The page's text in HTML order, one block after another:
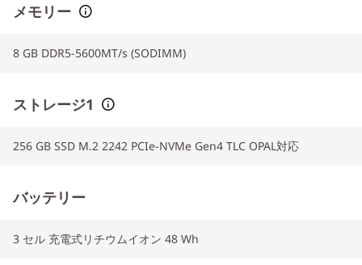
メモリー
8 GB DDR5-5600MT/s (SODIMM)
ストレージ1
256 GB SSD M.2 2242 PCIe-NVMe Gen4 TLC OPAL対応
バッテリー
3 セル 充電式リチウムイオン 48 Wh